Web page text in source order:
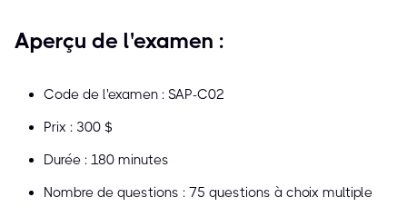
Aperçu de l'examen :
Code de l'examen : SAP-C02
Prix : 300 $
Durée : 180 minutes
Nombre de questions : 75 questions à choix multiple